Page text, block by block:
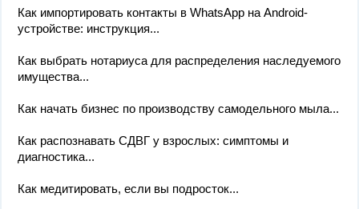
Как импортировать контакты в WhatsApp на Android-
устройстве: инструкция...
Как выбрать нотариуса для распределения наследуемого
имущества...
Как начать бизнес по производству самодельного мыла...
Как распознавать СДВГ у взрослых: симптомы и
диагностика...
Как медитировать, если вы подросток...